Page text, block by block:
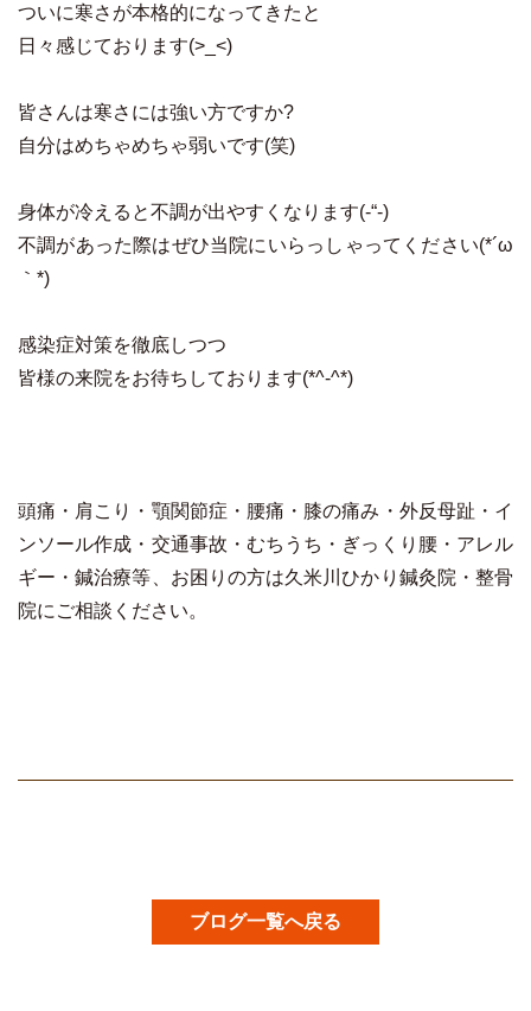
ついに寒さが本格的になってきたと
日々感じております(>_<)
皆さんは寒さには強い方ですか?
自分はめちゃめちゃ弱いです(笑)
身体が冷えると不調が出やすくなります(-“-)
不調があった際はぜひ当院にいらっしゃってください(*´ω
｀*)
感染症対策を徹底しつつ
皆様の来院をお待ちしております(*^-^*)
頭痛・肩こり・顎関節症・腰痛・膝の痛み・外反母趾・イ
ンソール作成・交通事故・むちうち・ぎっくり腰・アレル
ギー・鍼治療等、お困りの方は久米川ひかり鍼灸院・整骨
院にご相談ください。
ブログ一覧へ戻る